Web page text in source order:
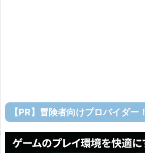
【PR】冒険者向けプロバイダー！